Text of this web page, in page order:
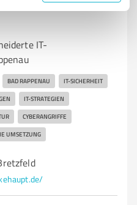
IT-
BAD RAPPENAU IT-SICHERHEIT
IT-STRATEGIEN
CYBERANGRIFFE
UMSETZUNG